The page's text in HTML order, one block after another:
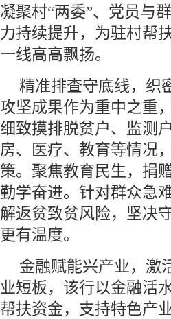
凝聚村“两委”、党员与
力持续提升，为驻村帮
一线高高飘扬。
精准排查守底线，织
攻坚成果作为重中之重
细致摸排脱贫户、监测
房、医疗、教育等情况
策。聚焦教育民生，捐
勤学奋进。针对群众急
解返贫致贫风险，坚决
更有温度。
金融赋能兴产业，激
业短板，该行以金融活
帮扶资金，支持特色产